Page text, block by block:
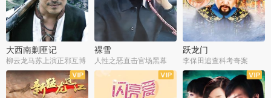
大西南剿匪记
柳云龙马苏上演正邪互博
裸雪
人性之恶直击官场黑幕
跃龙门
李保田追查科考奇案
全36集
全37集 全30集